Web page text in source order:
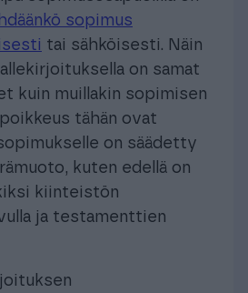
sopimus
tai sähköisesti. Näin
on samat
kuin muillakin sopimisen
tähän ovat
on säädetty
kuten edellä on
kiinteistön
ja testamenttien